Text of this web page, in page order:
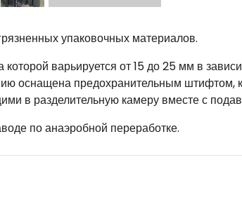
упаковочных материалов.
варьируется от 15 до 25 мм в
оснащена предохранительным штифтом,
в разделительную камеру вместе с
по анаэробной переработке.